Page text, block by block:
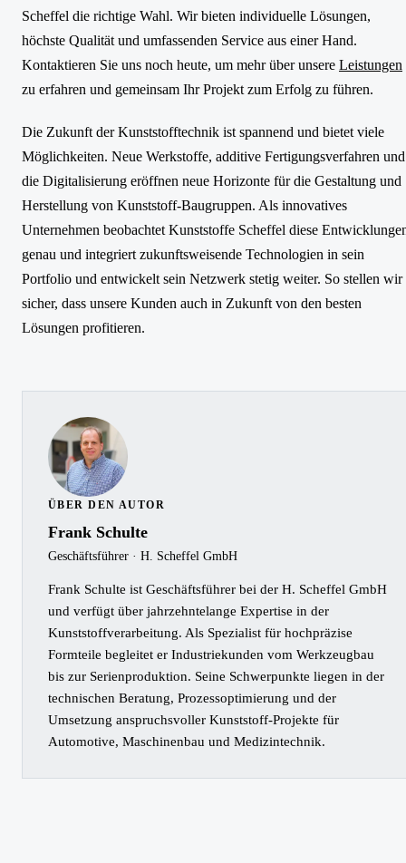
Scheffel die richtige Wahl. Wir bieten individuelle Lösungen,
höchste Qualität und umfassenden Service aus einer Hand.
Kontaktieren Sie uns noch heute, um mehr über unsere Leistungen
zu erfahren und gemeinsam Ihr Projekt zum Erfolg zu führen.
Die Zukunft der Kunststofftechnik ist spannend und bietet viele
Möglichkeiten. Neue Werkstoffe, additive Fertigungsverfahren und
die Digitalisierung eröffnen neue Horizonte für die Gestaltung und
Herstellung von Kunststoff-Baugruppen. Als innovatives
Unternehmen beobachtet Kunststoffe Scheffel diese
genau und integriert zukunftsweisende Technologien in sein
Portfolio und entwickelt sein Netzwerk stetig weiter. So stellen wir
sicher, dass unsere Kunden auch in Zukunft von den besten
Lösungen profitieren.
ÜBER DEN AUTOR
Frank Schulte
Geschäftsführer · H. Scheffel GmbH
Frank Schulte ist Geschäftsführer bei der H. Scheffel GmbH
und verfügt über jahrzehntelange Expertise in der
Kunststoffverarbeitung. Als Spezialist für hochpräzise
Formteile begleitet er Industriekunden vom Werkzeugbau
bis zur Serienproduktion. Seine Schwerpunkte liegen in der
technischen Beratung, Prozessoptimierung und der
Umsetzung anspruchsvoller Kunststoff-Projekte für
Automotive, Maschinenbau und Medizintechnik.